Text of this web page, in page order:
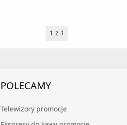
1 z 1
POLECAMY
Telewizory promocje